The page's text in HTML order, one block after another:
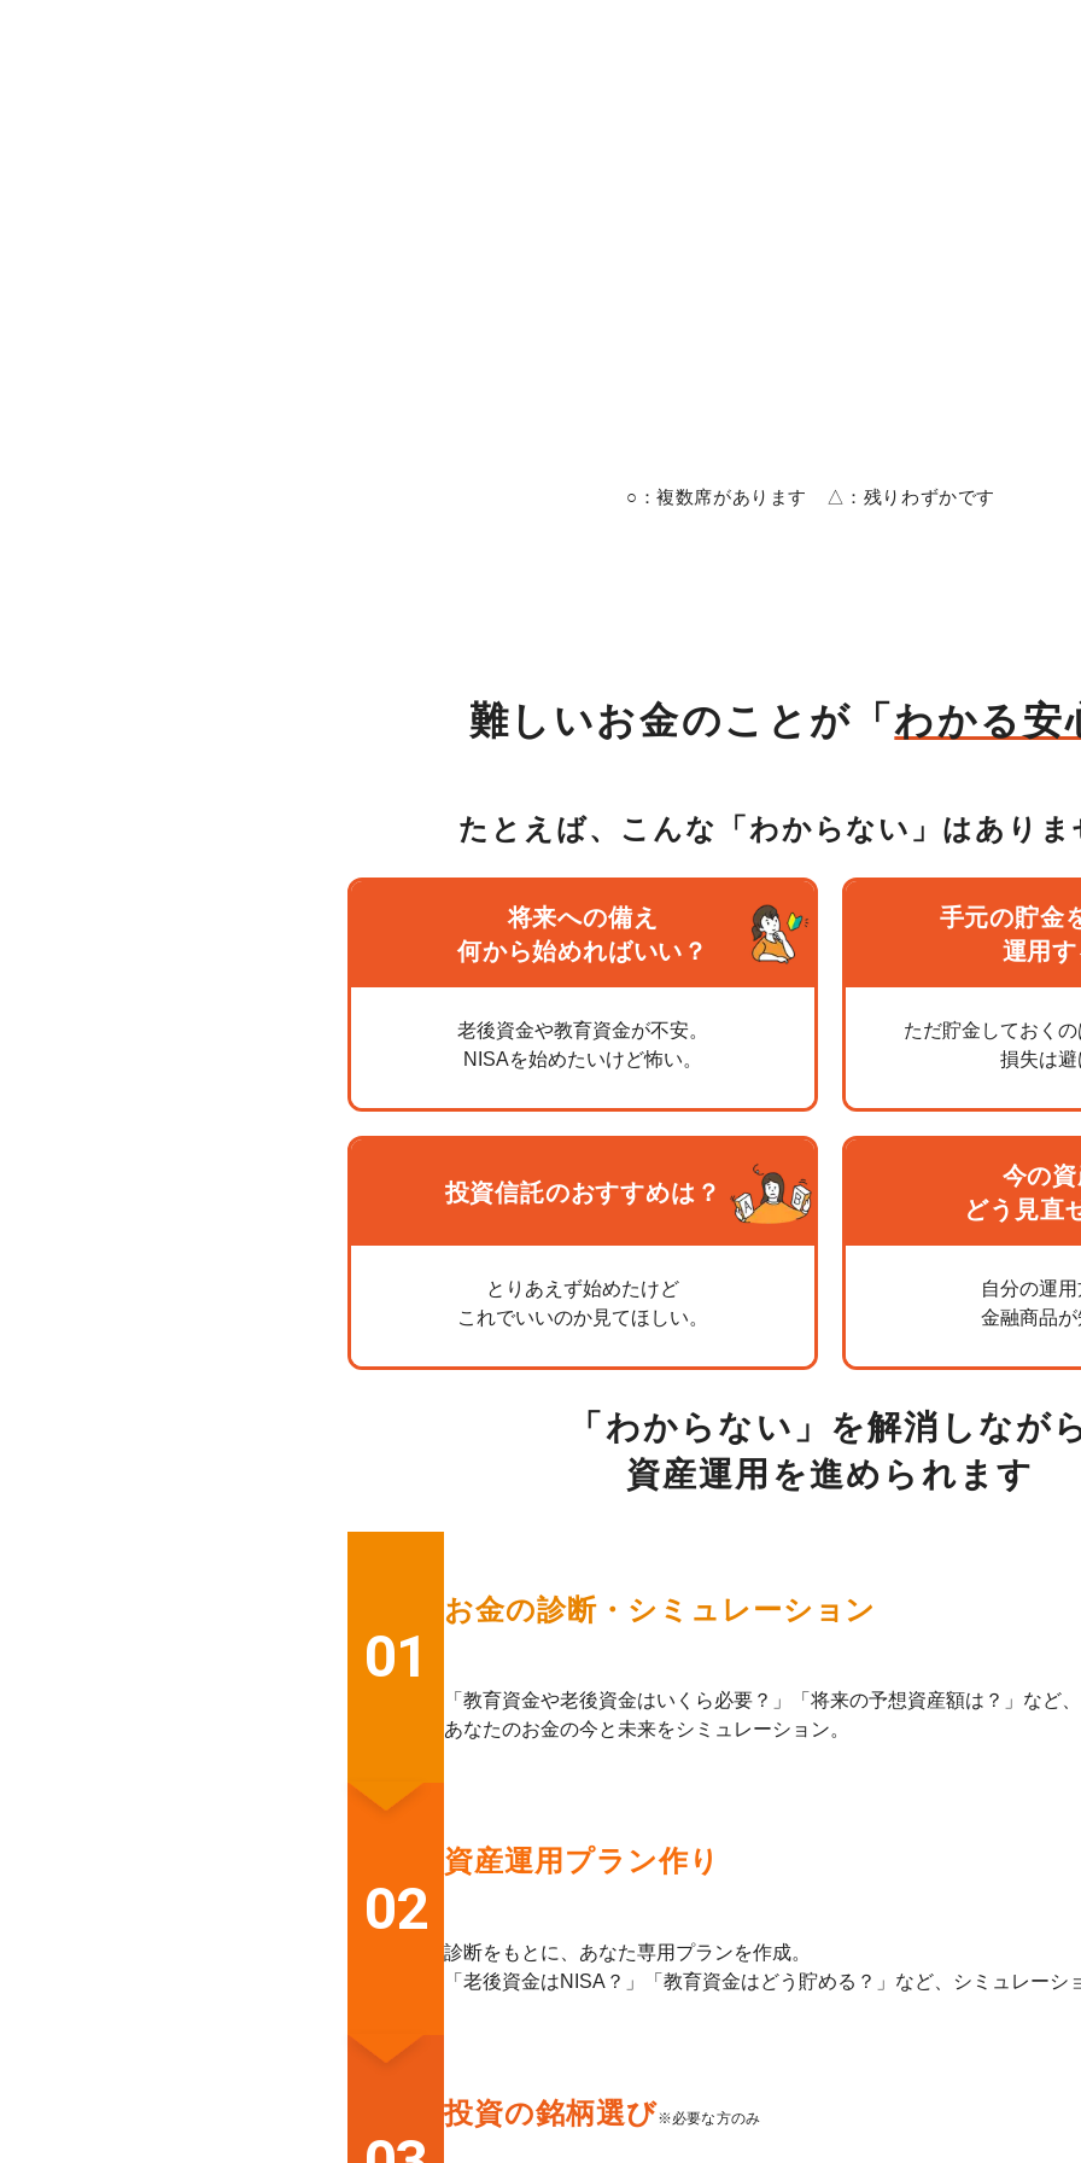
○：複数席があります △：残りわずかです
難しいお金のことが 「わかる安
たとえば、こんな「わからない」はありま
将来への備え
何から始めればいい？
老後資金や教育資金が不安。
NISAを始めたいけど怖い。
手元の貯金
運用
ただ貯金しておく
損失は
投資信託のおすすめは？
とりあえず始めたけど
これでいいのか見てほしい。
今の
どう見直
自分の運
金融商品
「わからない」を解消しなが
資産運用を進められます
01
お金の診断・ シミュレーション
「教育資金や老後資金はいくら必要？」「将来の予想資産額は？」など、
あなたのお金の今と未来をシミュレーション。
02
資産運用プラン作り
診断をもとに、あなた専用プランを作成。
「老後資金はNISA？」「教育資金はどう貯める？」など、シミュレーシ
投資の銘柄選び※必要な方のみ